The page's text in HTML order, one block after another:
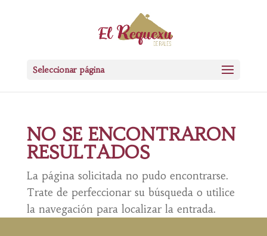
Seleccionar página
NO SE ENCONTRARON
RESULTADOS
La página solicitada no pudo encontrarse.
Trate de perfeccionar su búsqueda o utilice
la navegación para localizar la entrada.